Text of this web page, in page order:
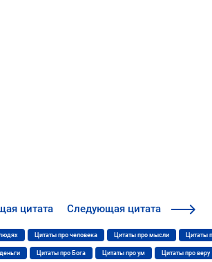
цитата Следующая цитата
Цитаты про человека Цитаты про мысли Цитаты
Цитаты про Бога Цитаты про ум Цитаты про веру